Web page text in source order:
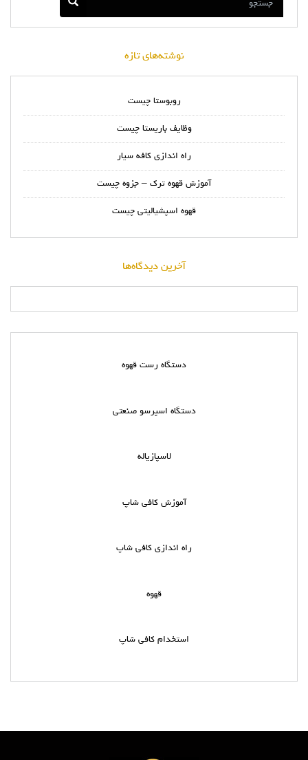
نوشته‌های تازه
روبوستا چیست
وظایف باریستا چیست
راه اندازی کافه سیار
آموزش قهوه ترک – جزوه چیست
قهوه اسپشیالیتی چیست
آخرین دیدگاه‌ها
دستگاه رست قهوه
دستگاه اسپرسو صنعتی
لاسپازیاله
آموزش کافی شاپ
راه اندازی کافی شاپ
قهوه
استخدام کافی شاپ